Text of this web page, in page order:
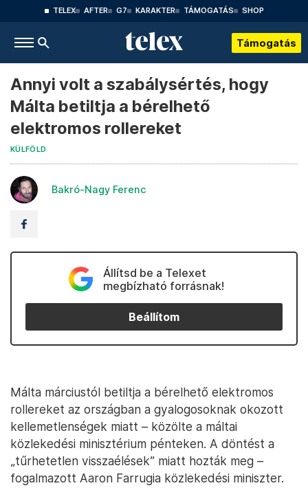
TELEX AFTER G7 KARAKTER TÁMOGATÁS SHOP
Támogatás
Annyi volt a szabálysértés, hogy
Málta betiltja a bérelhető
elektromos rollereket
KÜLFÖLD
Bakró-Nagy Ferenc
Állítsd be a Telexet
megbízható forrásnak!
Beállítom
Málta márciustól betiltja a bérelhető elektromos
rollereket az országban a gyalogosoknak okozott
kellemetlenségek miatt – közölte a máltai
közlekedési minisztérium pénteken. A döntést a
„tűrhetetlen visszaélések” miatt hozták meg –
fogalmazott Aaron Farrugia közlekedési miniszter.